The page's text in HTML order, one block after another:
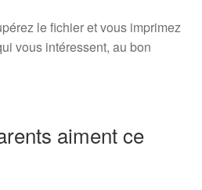
le fichier et vous imprimez
vous intéressent, au bon
aiment ce